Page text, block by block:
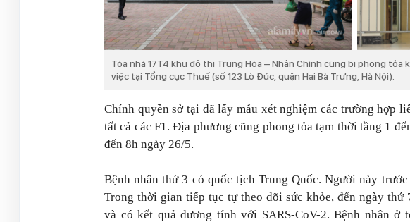
Tòa nhà 17T4 khu đô thị Trung Hòa – Nhân Chính cũng bị phong tỏa
việc tại Tổng cục Thuế (số 123 Lò Đúc, quận Hai Bà Trưng, Hà Nội).
Chính quyền sở tại đã lấy mẫu xét nghiệm các trường hợp
tất cả các F1. Địa phương cũng phong tỏa tạm thời tầng 1
đến 8h ngày 26/5.
Bệnh nhân thứ 3 có quốc tịch Trung Quốc. Người này
Trong thời gian tiếp tục tự theo dõi sức khỏe, đến ngày thứ
và có kết quả dương tính với SARS-CoV-2. Bệnh nhân ở